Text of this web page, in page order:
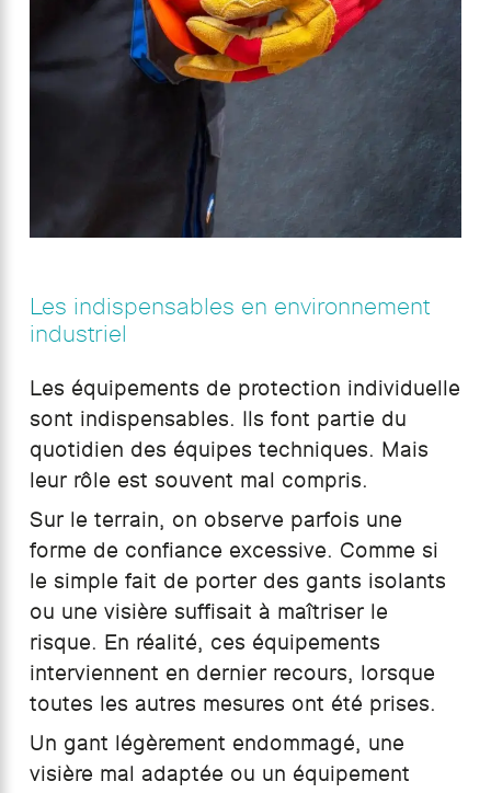
Les indispensables en environnement
industriel
Les équipements de protection individuelle
sont indispensables. Ils font partie du
quotidien des équipes techniques. Mais
leur rôle est souvent mal compris.
Sur le terrain, on observe parfois une
forme de confiance excessive. Comme si
le simple fait de porter des gants isolants
ou une visière suffisait à maîtriser le
risque. En réalité, ces équipements
interviennent en dernier recours, lorsque
toutes les autres mesures ont été prises.
Un gant légèrement endommagé, une
visière mal adaptée ou un équipement